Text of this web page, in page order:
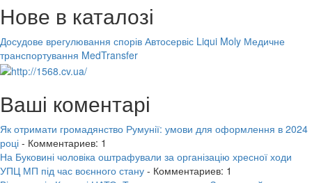
Нове в каталозі
Досудове врегулювання спорів Автосервіс Liqui Moly Медичне
транспортування MedTransfer
Ваші коментарі
Як отримати громадянство Румунії: умови для оформлення в 2024
році - Комментариев: 1
На Буковині чоловіка оштрафували за організацію хресної ходи
УПЦ МП під час воєнного стану - Комментариев: 1